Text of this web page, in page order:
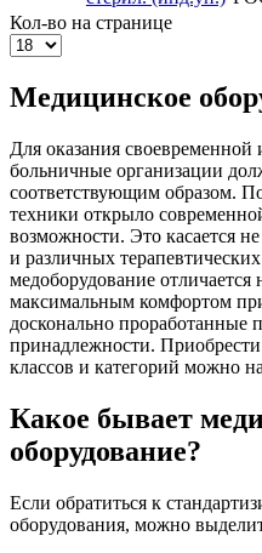
Кол-во на странице
Медицинское
Для оказания
больничные организации
соответствующим образом.
техники открыло
возможности. Это касается
и различных
медоборудование
максимальным комфортом
досконально
принадлежности.
классов и категорий можно
Какое бывает
оборудование?
Если обратиться к
оборудования, можно